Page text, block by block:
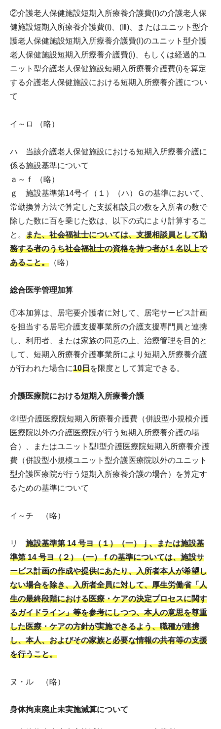
②介護老人保健施設短期入所療養介護費(Ⅰ)の介護老人保
健施設短期入所療養介護費(ⅰ)、(ⅲ)、またはユニット型介
護老人保健施設短期入所療養介護費(Ⅰ)のユニット型介護
老人保健施設短期入所療養介護費(ⅰ)、もしくは経過的ユ
ニット型介護老人保健施設短期入所療養介護費(ⅰ)を算定
する介護老人保健施設における短期入所療養介護につい
て
イ～ロ （略）
ハ 当該介護老人保健施設における短期入所療養介護に
係る施設基準について
ａ～ｆ （略）
ｇ 施設基準第14号イ（１）（ハ）Ｇの基準において、
常勤換算方法で算定した支援相談員の数を入所者の数で
除した数に百を乗じた数は、以下の式により計算するこ
と。 また、社会福祉士については、支援相談員として勤
務する者のうち社会福祉士の資格を持つ者が１名以上で
あること。 （略）
総合医学管理加算
①本加算は、居宅要介護者に対して、居宅サービス計画
を担当する居宅介護支援事業所の介護支援専門員と連携
し、利用者、または家族の同意の上、治療管理を目的と
して、短期入所療養介護事業所により短期入所療養介護
が行われた場合に10日を限度として算定できる。
介護医療院における短期入所療養介護
②Ⅰ型介護医療院短期入所療養介護費（併設型小規模介護
医療院以外の介護医療院が行う短期入所療養介護の場
合）、またはユニット型Ⅰ型介護医療院短期入所療養介護
費（併設型小規模ユニット型介護医療院以外のユニット
型介護医療院が行う短期入所療養介護の場合）を算定す
るための基準について
イ～チ （略）
リ 施設基準第 14 号ヨ（１）（一）ｊ、または施設基
準第 14 号ヨ（２）（一）ｆの基準については、施設サ
ービス計画の作成や提供にあたり、入所者本人が希望し
ない場合を除き、入所者全員に対して、厚生労働省「人
生の最終段階における医療・ケアの決定プロセスに関す
るガイドライン」等を参考にしつつ、本人の意思を尊重
した医療・ケアの方針が実施できるよう、職種が連携
し、本人、およびその家族と必要な情報の共有等の支援
を行うこと。
ヌ・ル （略）
身体拘束廃止未実施減算について